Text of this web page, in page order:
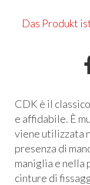
Das Produkt
CDK è il
e affidabile. È
viene utilizzata
presenza di
maniglia e nella
cinture di